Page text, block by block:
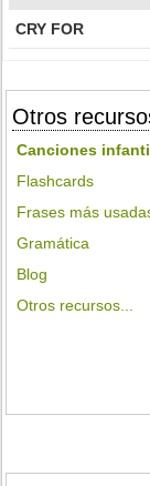
CRY FOR
Otros
Canciones
Flashcards
Frases más
Gramática
Blog
Otros recursos...